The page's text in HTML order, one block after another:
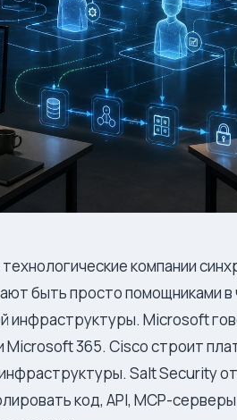
компании
быть просто помощниками в
инфраструктуры. Microsoft
Microsoft 365. Cisco строит
Salt Security
код, API, MCP-